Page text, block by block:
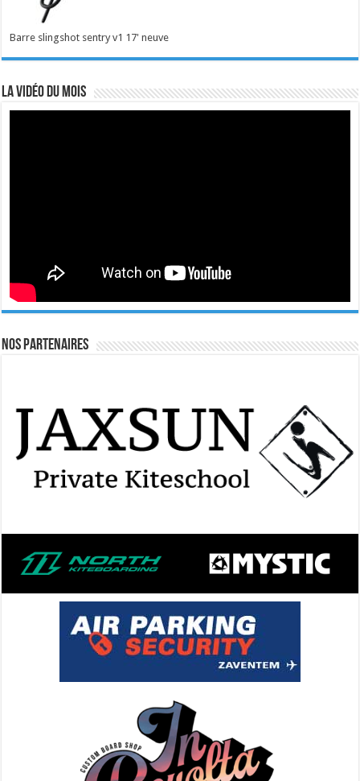
Barre slingshot sentry v1 17' neuve
La vidéo du mois
Nos Partenaires